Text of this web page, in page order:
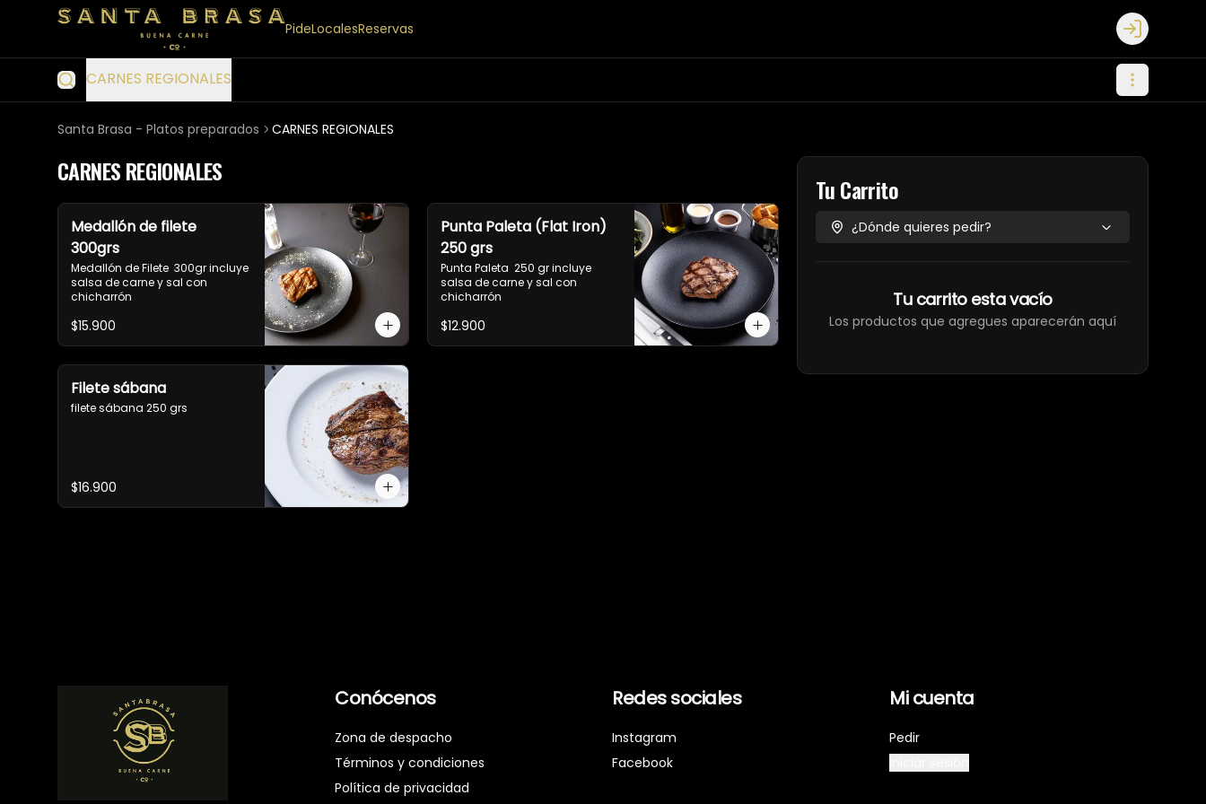
PideLocalesReservas Login
CARNES REGIONALES
Santa Brasa - Platos preparados CARNES REGIONALES
CARNES REGIONALES
Medallón de filete
300grs
Medallón de Filete  300gr incluye
salsa de carne y sal con
chicharrón
$15.900
Punta Paleta (Flat Iron)
250 grs
Punta Paleta  250 gr incluye
salsa de carne y sal con
chicharrón
$12.900
Filete sábana
filete sábana 250 grs
$16.900
Tu Carrito
¿Dónde quieres pedir?
Tu carrito esta vacío
Los productos que agregues aparecerán aquí
Conócenos
Zona de despacho
Términos y condiciones
Política de privacidad
Redes sociales
Instagram
Facebook
Mi cuenta
Pedir